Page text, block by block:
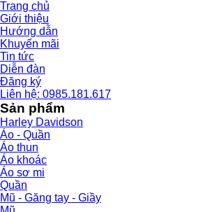
Trang chủ
Giới thiệu
Hướng dẫn
Khuyến mãi
Tin tức
Diễn đàn
Đăng ký
Liên hệ: 0985.181.617
Sản phẩm
Harley Davidson
Áo - Quần
Áo thun
Áo khoác
Áo sơ mi
Quần
Mũ - Găng tay - Giầy